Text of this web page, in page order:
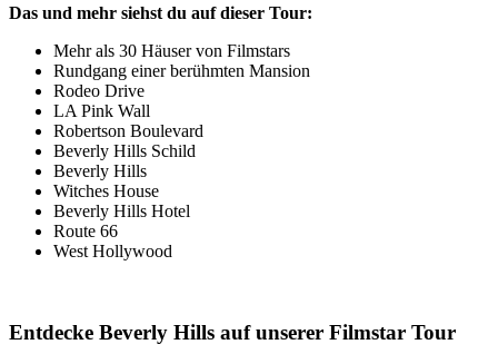
Das und mehr siehst du auf dieser Tour:
Mehr als 30 Häuser von Filmstars
Rundgang einer berühmten Mansion
Rodeo Drive
LA Pink Wall
Robertson Boulevard
Beverly Hills Schild
Beverly Hills
Witches House
Beverly Hills Hotel
Route 66
West Hollywood
Entdecke Beverly Hills auf unserer Filmstar Tour